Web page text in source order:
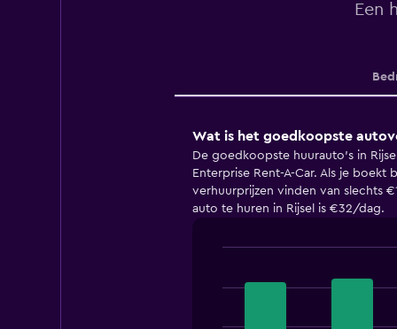
Een
Wat is het goedkoopste
De goedkoopste huurauto's in
Enterprise Rent-A-Car. Als je boekt
verhuurprijzen vinden van slechts
auto te huren in Rijsel is €32/dag.